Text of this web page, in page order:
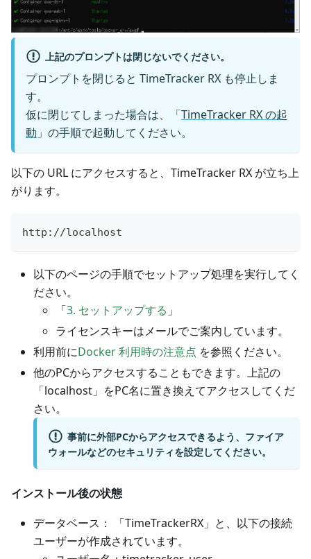
上記のプロンプトは閉じないでください。
プロンプトを閉じると TimeTracker RX も停止しま
す。
仮に閉じてしまった場合は、「TimeTracker RX の起
動 」の手順で起動してください。
以下の URL にアクセスすると、TimeTracker RX が立ち上
がります。
http://localhost
以下のページの手順でセットアップ処理を実行してく
ださい。
「3. セットアップする 」
ライセンスキーはメールでご案内しています。
利用前にDocker 利用時の注意点 を参照ください。
他のPCからアクセスすることもできます。上記の
「localhost」をPC名に置き換えてアクセスしてくだ
さい。
事前に外部PCからアクセスできるよう、ファイア
ウォールなどのセキュリティを設定してください。
インストール後の状態
データベース： 「TimeTrackerRX」と、以下の接続
ユーザーが作成されています。